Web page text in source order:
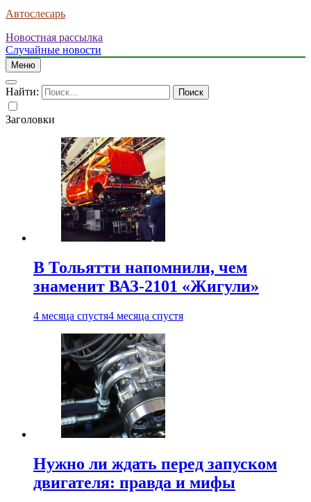
Автослесарь
Новостная рассылка
Случайные новости
Меню
Найти:
Заголовки
В Тольятти напомнили, чем
знаменит ВАЗ-2101 «Жигули»
4 месяца спустя4 месяца спустя
Нужно ли ждать перед запуском
двигателя: правда и мифы